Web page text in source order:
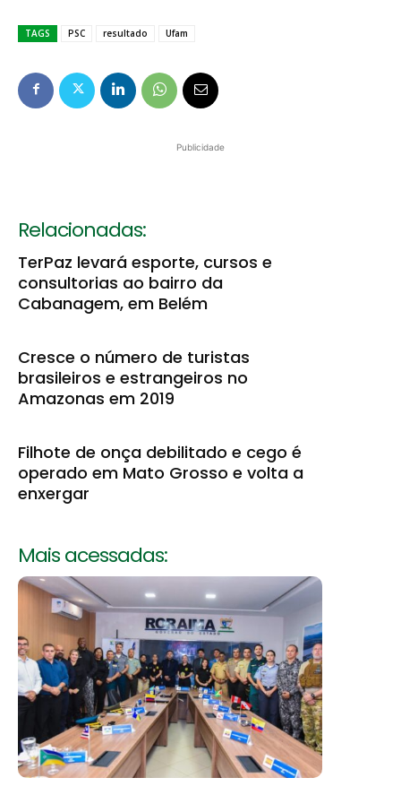
TAGS PSC resultado Ufam
Publicidade
Relacionadas:
TerPaz levará esporte, cursos e
consultorias ao bairro da
Cabanagem, em Belém
Cresce o número de turistas
brasileiros e estrangeiros no
Amazonas em 2019
Filhote de onça debilitado e cego é
operado em Mato Grosso e volta a
enxergar
Mais acessadas: